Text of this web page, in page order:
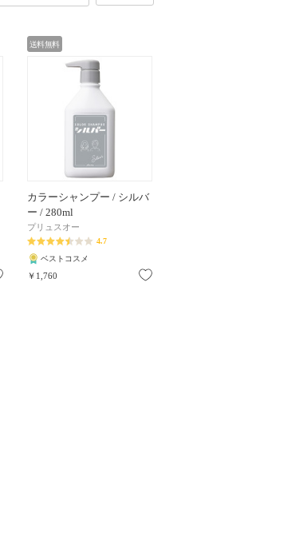
お気に入り
送料無料
カラーシャンプー / シルバ
ー / 280ml
プリュスオー
4.7
ベストコスメ
￥1,760